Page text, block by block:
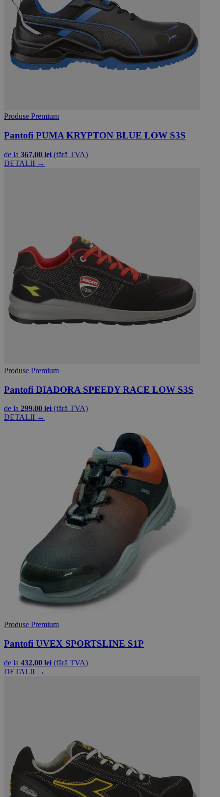
Produse Premium
Pantofi PUMA KRYPTON BLUE LOW S3S
de la 367,00 lei (fără TVA)
DETALII →
Produse Premium
Pantofi DIADORA SPEEDY RACE LOW S3S
de la 299,00 lei (fără TVA)
DETALII →
Produse Premium
Pantofi UVEX SPORTSLINE S1P
de la 432,00 lei (fără TVA)
DETALII →